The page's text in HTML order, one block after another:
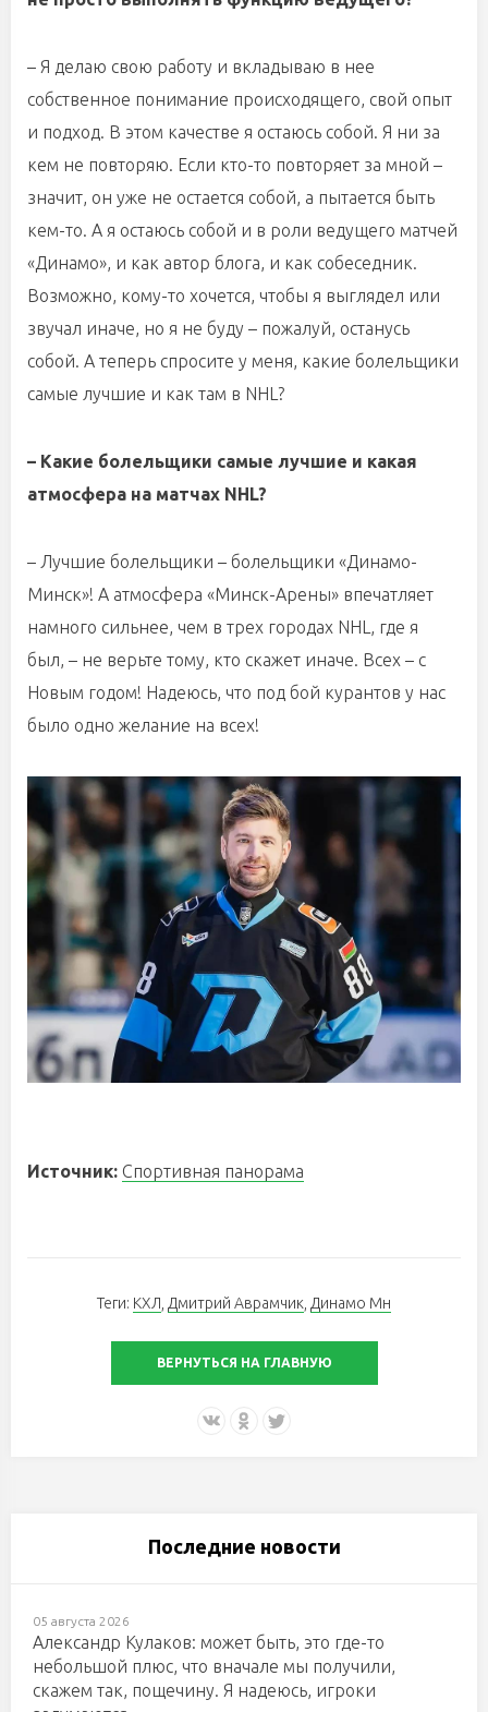
– Я делаю свою работу и вкладываю в нее
собственное понимание происходящего, свой опыт
и подход. В этом качестве я остаюсь собой. Я ни за
кем не повторяю. Если кто-то повторяет за мной –
значит, он уже не остается собой, а пытается быть
кем-то. А я остаюсь собой и в роли ведущего матчей
«Динамо», и как автор блога, и как собеседник.
Возможно, кому-то хочется, чтобы я выглядел или
звучал иначе, но я не буду – пожалуй, останусь
собой. А теперь спросите у меня, какие болельщики
самые лучшие и как там в NHL?
– Какие болельщики самые лучшие и какая
атмосфера на матчах NHL?
– Лучшие болельщики – болельщики «Динамо-
Минск»! А атмосфера «Минск-Арены» впечатляет
намного сильнее, чем в трех городах NHL, где я
был, – не верьте тому, кто скажет иначе. Всех – с
Новым годом! Надеюсь, что под бой курантов у нас
было одно желание на всех!
Источник: Спортивная панорама
Теги: КХЛ, Дмитрий Аврамчик, Динамо Мн
ВЕРНУТЬСЯ НА ГЛАВНУЮ
Последние новости
05 августа 2026
Александр Кулаков: может быть, это где-то
небольшой плюс, что вначале мы получили,
скажем так, пощечину. Я надеюсь, игроки